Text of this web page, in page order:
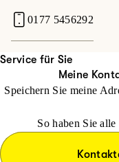
0177 5456292
Service für Sie
Meine
Speichern Sie meine
So haben Sie